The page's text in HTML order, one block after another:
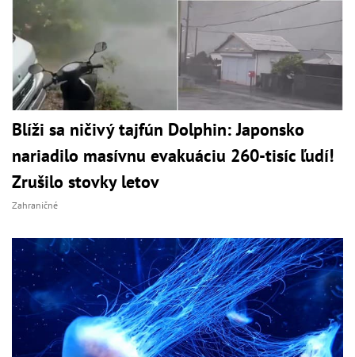
Blíži sa ničivý tajfún Dolphin: Japonsko
nariadilo masívnu evakuáciu 260-tisíc ľudí!
Zrušilo stovky letov
Zahraničné